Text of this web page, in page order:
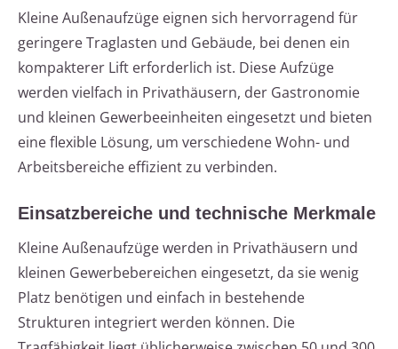
Kleine Außenaufzüge eignen sich hervorragend für
geringere Traglasten und Gebäude, bei denen ein
kompakterer Lift erforderlich ist. Diese Aufzüge
werden vielfach in Privathäusern, der Gastronomie
und kleinen Gewerbeeinheiten eingesetzt und bieten
eine flexible Lösung, um verschiedene Wohn- und
Arbeitsbereiche effizient zu verbinden.
Einsatzbereiche und technische Merkmale
Kleine Außenaufzüge werden in Privathäusern und
kleinen Gewerbebereichen eingesetzt, da sie wenig
Platz benötigen und einfach in bestehende
Strukturen integriert werden können. Die